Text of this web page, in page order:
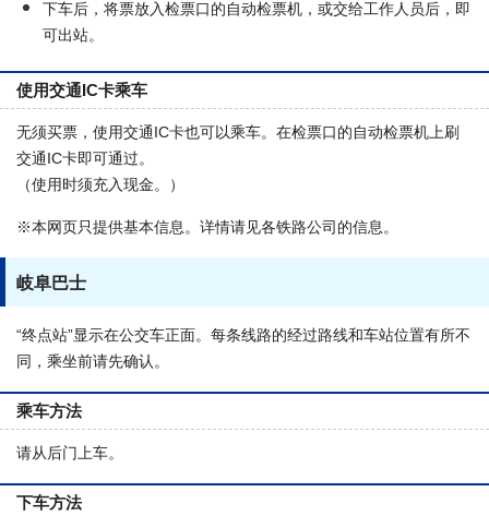
下车后，将票放入检票口的自动检票机，或交给工作人员后，即
可出站。
使用交通IC卡乘车
无须买票，使用交通IC卡也可以乘车。在检票口的自动检票机上刷
交通IC卡即可通过。
（使用时须充入现金。）
※本网页只提供基本信息。详情请见各铁路公司的信息。
岐阜巴士
“终点站”显示在公交车正面。每条线路的经过路线和车站位置有所不
同，乘坐前请先确认。
乘车方法
请从后门上车。
下车方法